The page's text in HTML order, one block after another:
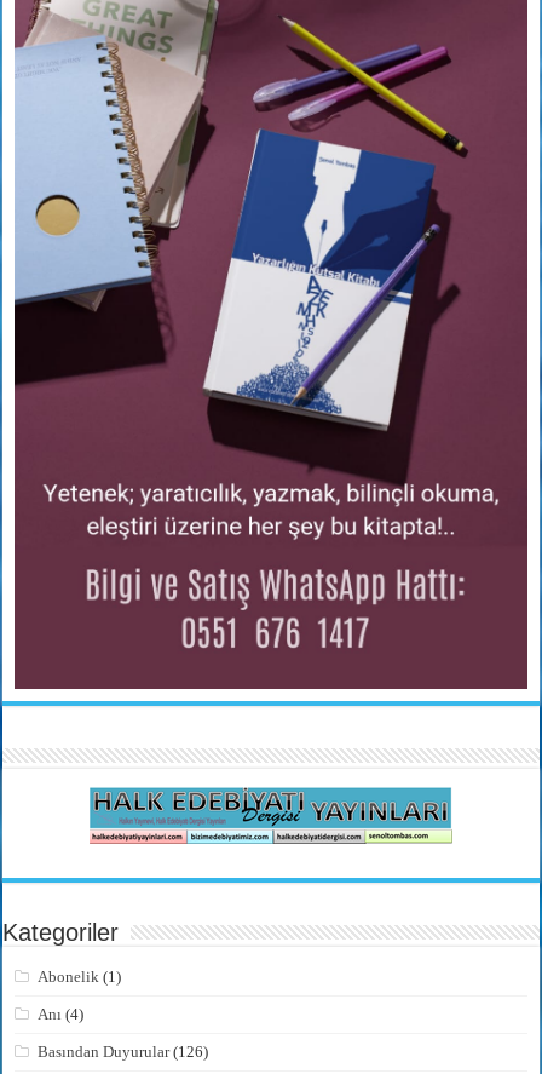
Kategoriler
Abonelik (1)
Anı (4)
Basından Duyurular(126)